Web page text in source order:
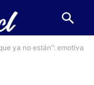
ya no están”: emotiva